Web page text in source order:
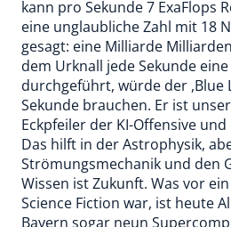
kann pro Sekunde 7 ExaFlops
eine unglaubliche Zahl mit 18
gesagt: eine Milliarde
dem Urknall jede Sekunde
durchgeführt, würde der ,Blue
Sekunde brauchen. Er ist
Eckpfeiler der KI-Offensive
Das hilft in der Astrophysik,
Strömungsmechanik und den
Wissen ist Zukunft. Was vor
Science Fiction war, ist heute
Bayern sogar neun